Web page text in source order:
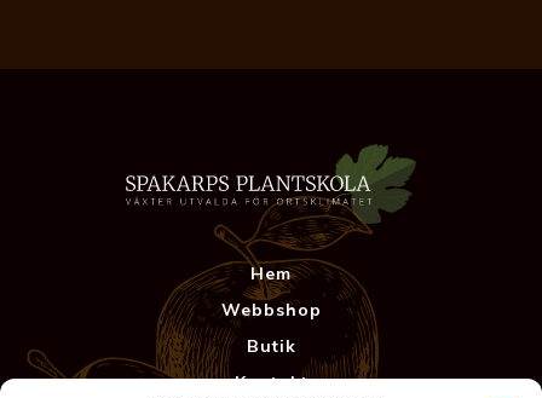
Hem
Webbshop
Butik
Kontakt